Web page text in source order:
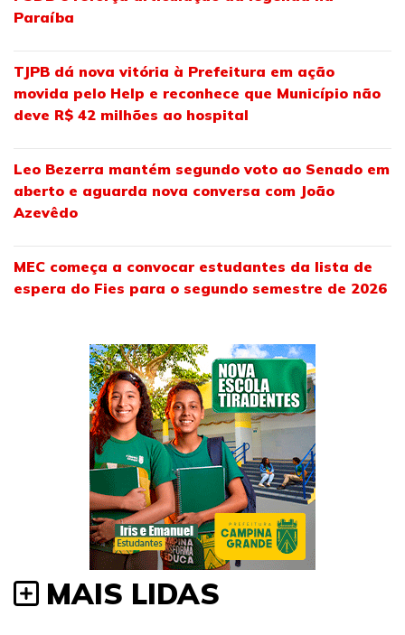
Paraíba
TJPB dá nova vitória à Prefeitura em ação
movida pelo Help e reconhece que Município não
deve R$ 42 milhões ao hospital
Leo Bezerra mantém segundo voto ao Senado em
aberto e aguarda nova conversa com João
Azevêdo
MEC começa a convocar estudantes da lista de
espera do Fies para o segundo semestre de 2026
MAIS LIDAS